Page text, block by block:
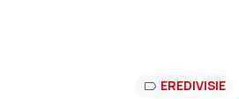
EREDIVISIE